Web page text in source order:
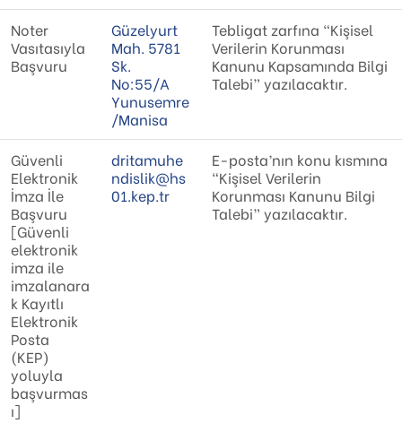
Noter
Vasıtasıyla
Başvuru
Güzelyurt
Mah. 5781
Sk.
No:55/A
Yunusemre
/Manisa
Tebligat zarfına “Kişisel
Verilerin Korunması
Kanunu Kapsamında Bilgi
Talebi” yazılacaktır.
Güvenli
Elektronik
İmza İle
Başvuru
[Güvenli
elektronik
imza ile
imzalanara
k Kayıtlı
Elektronik
Posta
(KEP)
yoluyla
başvurmas
ı]
dritamuhe
ndislik@hs
01.kep.tr
E-posta’nın konu kısmına
“Kişisel Verilerin
Korunması Kanunu Bilgi
Talebi” yazılacaktır.